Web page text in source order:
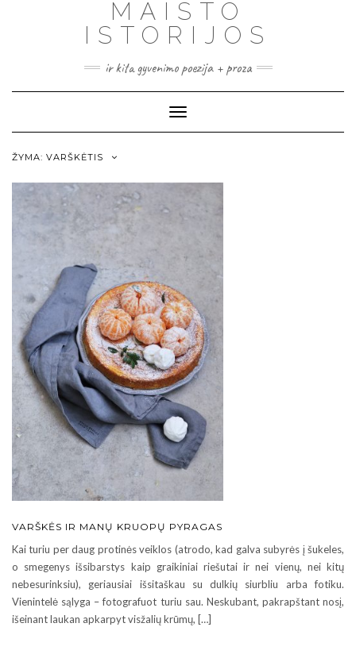
MAISTO
ISTORIJOS
ir kita gyvenimo poezija + proza
Toggle
Navigation
ŽYMA: VARŠKĖTIS
VARŠKĖS IR MANŲ KRUOPŲ PYRAGAS
Kai turiu per daug protinės veiklos (atrodo, kad galva subyrės į šukeles,
o smegenys išsibarstys kaip graikiniai riešutai ir nei vienų, nei kitų
nebesurinksiu), geriausiai išsitaškau su dulkių siurbliu arba fotiku.
Vienintelė sąlyga – fotografuot turiu sau. Neskubant, pakrapštant nosį,
išeinant laukan apkarpyt visžalių krūmų, […]